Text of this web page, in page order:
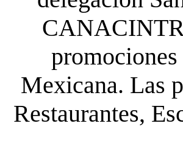
Mexicana. Las
Restaurantes,